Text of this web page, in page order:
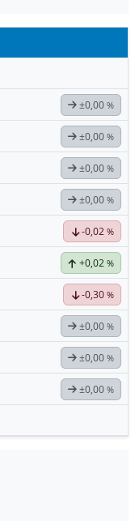
±0,00 %
±0,00 %
±0,00 %
±0,00 %
-0,02 %
+0,02 %
Hauptdiskussion -0,30 %
±0,00 %
±0,00 %
±0,00 %